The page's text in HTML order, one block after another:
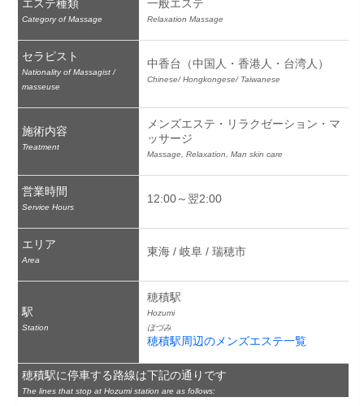
エステ種類
Category of Massage
一般エステ
Relaxation Massage
セラピスト
Nationality of Massagist /
masseuse
中香台（中国人・香港人・台湾人）
Chinese/ Hongkongese/ Taiwanese
施術内容
Treatment
メンズエステ・リラクゼーション・マ
ッサージ
Massage, Relaxation, Man skin care
営業時間
Service Hours
12:00～翌2:00
エリア
Area
東海 / 岐阜 / 瑞穂市
駅
Station
穂積駅
Hozumi
ほづみ
穂積駅周辺のメンズエステ一覧
穂積駅に停車する路線は下記の通りです
The lines that stop at Hozumi station are as follows: